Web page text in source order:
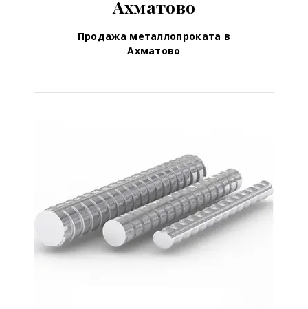
Ахматово
Продажа металлопроката в
Ахматово